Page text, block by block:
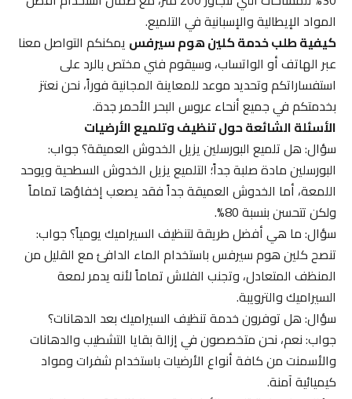
المواد الإيطالية والإسبانية في التلميع.
كيفية طلب خدمة كلين هوم سيرفسيمكنكم التواصل معنا
عبر الهاتف أو الواتساب، وسيقوم فني مختص بالرد على
استفساراتكم وتحديد موعد للمعاينة المجانية فوراً، نحن نعتز
بخدمتكم في جميع أنحاء عروس البحر الأحمر جدة.
الأسئلة الشائعة حول تنظيف وتلميع الأرضيات
سؤال: هل تلميع البورسلين يزيل الخدوش العميقة؟ جواب:
البورسلين مادة صلبة جداً؛ التلميع يزيل الخدوش السطحية ويوحد
اللمعة، أما الخدوش العميقة جداً فقد يصعب إخفاؤها تماماً
ولكن تتحسن بنسبة 80%.
سؤال: ما هي أفضل طريقة لتنظيف السيراميك يومياً؟ جواب:
تنصح كلين هوم سيرفس باستخدام الماء الدافئ مع القليل من
المنظف المتعادل، وتجنب الفلاش تماماً لأنه يدمر لمعة
السيراميك والترويبة.
سؤال: هل توفرون خدمة تنظيف السيراميك بعد الدهانات؟
جواب: نعم، نحن متخصصون في إزالة بقايا التشطيب والدهانات
والأسمنت من كافة أنواع الأرضيات باستخدام شفرات ومواد
كيميائية آمنة.